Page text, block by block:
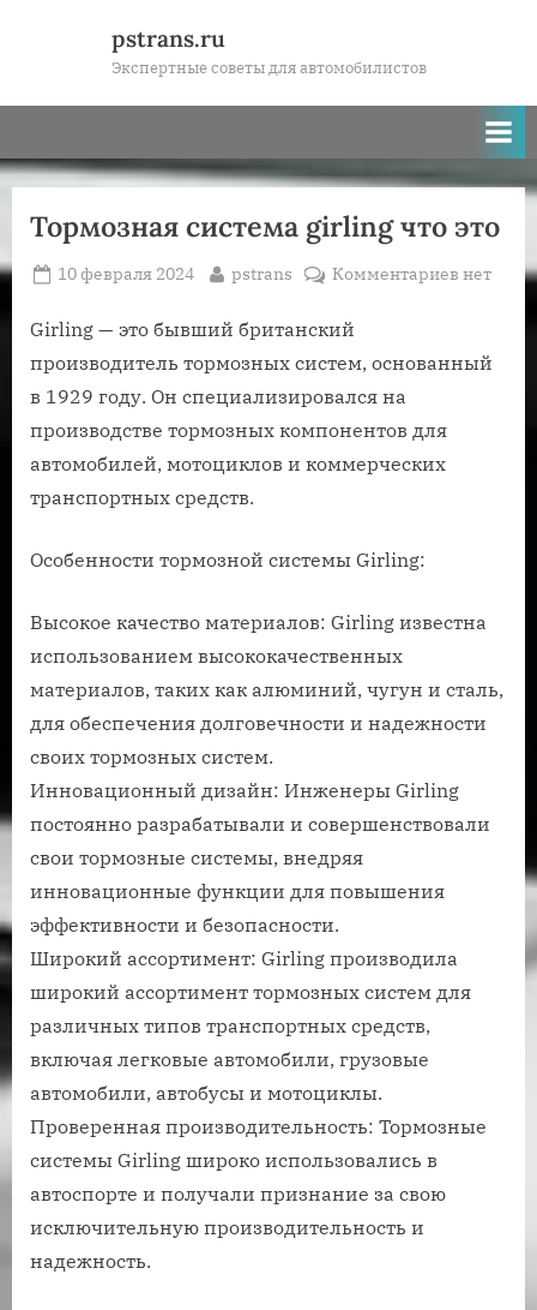
pstrans.ru
Экспертные советы для автомобилистов
Тормозная система girling что это
Posted
10 февраля 2024 By
pstrans Комментариевк
система
нет
Girling — это бывший британский
производитель тормозных систем, основанный
в 1929 году. Он специализировался на
производстве тормозных компонентов для
автомобилей, мотоциклов и коммерческих
транспортных средств.
Особенности тормозной системы Girling:
Высокое качество материалов: Girling известна
использованием высококачественных
материалов, таких как алюминий, чугун и сталь,
для обеспечения долговечности и надежности
своих тормозных систем.
Инновационный дизайн: Инженеры Girling
постоянно разрабатывали и совершенствовали
свои тормозные системы, внедряя
инновационные функции для повышения
эффективности и безопасности.
Широкий ассортимент: Girling производила
широкий ассортимент тормозных систем для
различных типов транспортных средств,
включая легковые автомобили, грузовые
автомобили, автобусы и мотоциклы.
Проверенная производительность: Тормозные
системы Girling широко использовались в
автоспорте и получали признание за свою
исключительную производительность и
надежность.